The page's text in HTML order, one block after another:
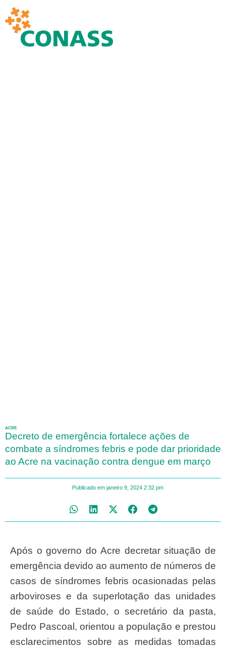
ACRE
Decreto de emergência fortalece ações de
combate a síndromes febris e pode dar prioridade
ao Acre na vacinação contra dengue em março
Publicado em janeiro 9, 2024 2:32 pm
Após o governo do Acre decretar situação de
emergência devido ao aumento de números de
casos de síndromes febris ocasionadas pelas
arboviroses e da superlotação das unidades
de saúde do Estado, o secretário da pasta,
Pedro Pascoal, orientou a população e prestou
esclarecimentos sobre as medidas tomadas